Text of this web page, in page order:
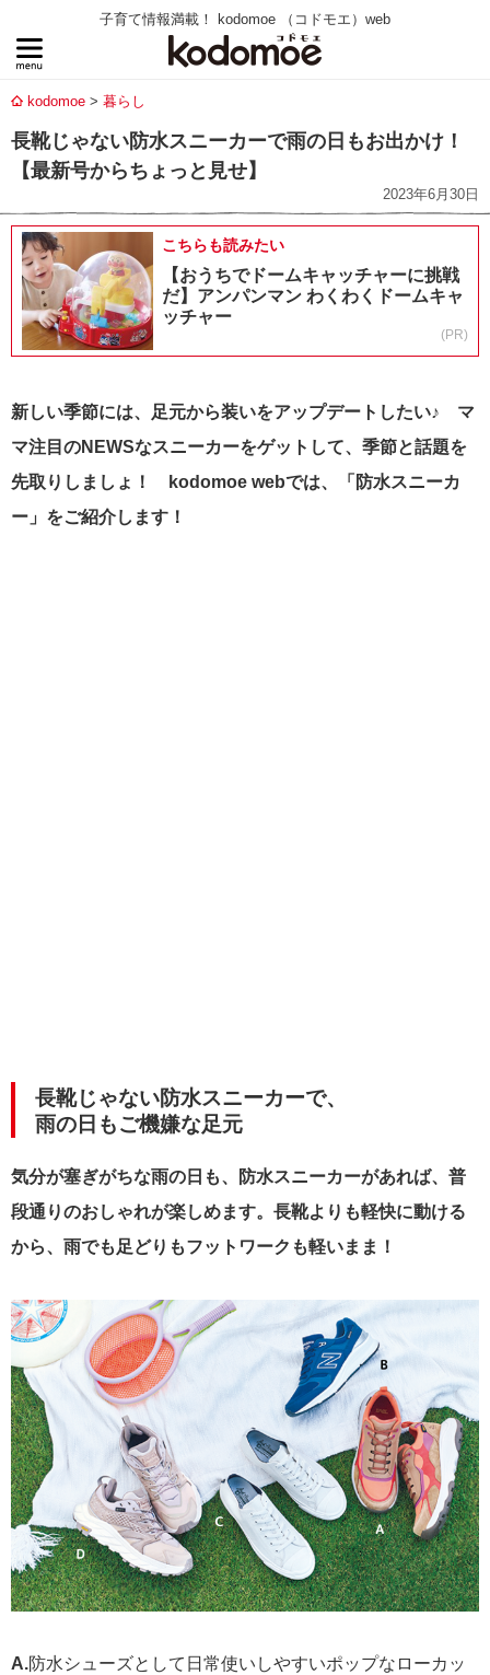
子育て情報満載！ kodomoe （コドモエ）web
kodomoe 暮らし
長靴じゃない防水スニーカーで雨の日もお出かけ！
【最新号からちょっと見せ】
2023年6月30日
こちらも読みたい
【おうちでドームキャッチャーに挑戦
だ】アンパンマン わくわくドームキャ
ッチャー
(PR)
新しい季節には、足元から装いをアップデートしたい♪ マ
マ注目のNEWSなスニーカーをゲットして、季節と話題を
先取りしましょ！ kodomoe webでは、「防水スニーカ
ー」をご紹介します！
長靴じゃない防水スニーカーで、
雨の日もご機嫌な足元
気分が塞ぎがちな雨の日も、防水スニーカーがあれば、普
段通りのおしゃれが楽しめます。長靴よりも軽快に動ける
から、雨でも足どりもフットワークも軽いまま！
A.防水シューズとして日常使いしやすいポップなローカッ